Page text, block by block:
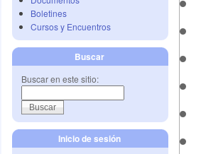
Boletines
Cursos y Encuentros
Buscar
Buscar en este sitio:
Inicio de sesión